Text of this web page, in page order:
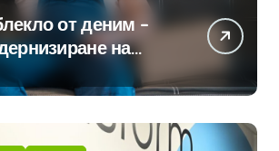
от деним –
на